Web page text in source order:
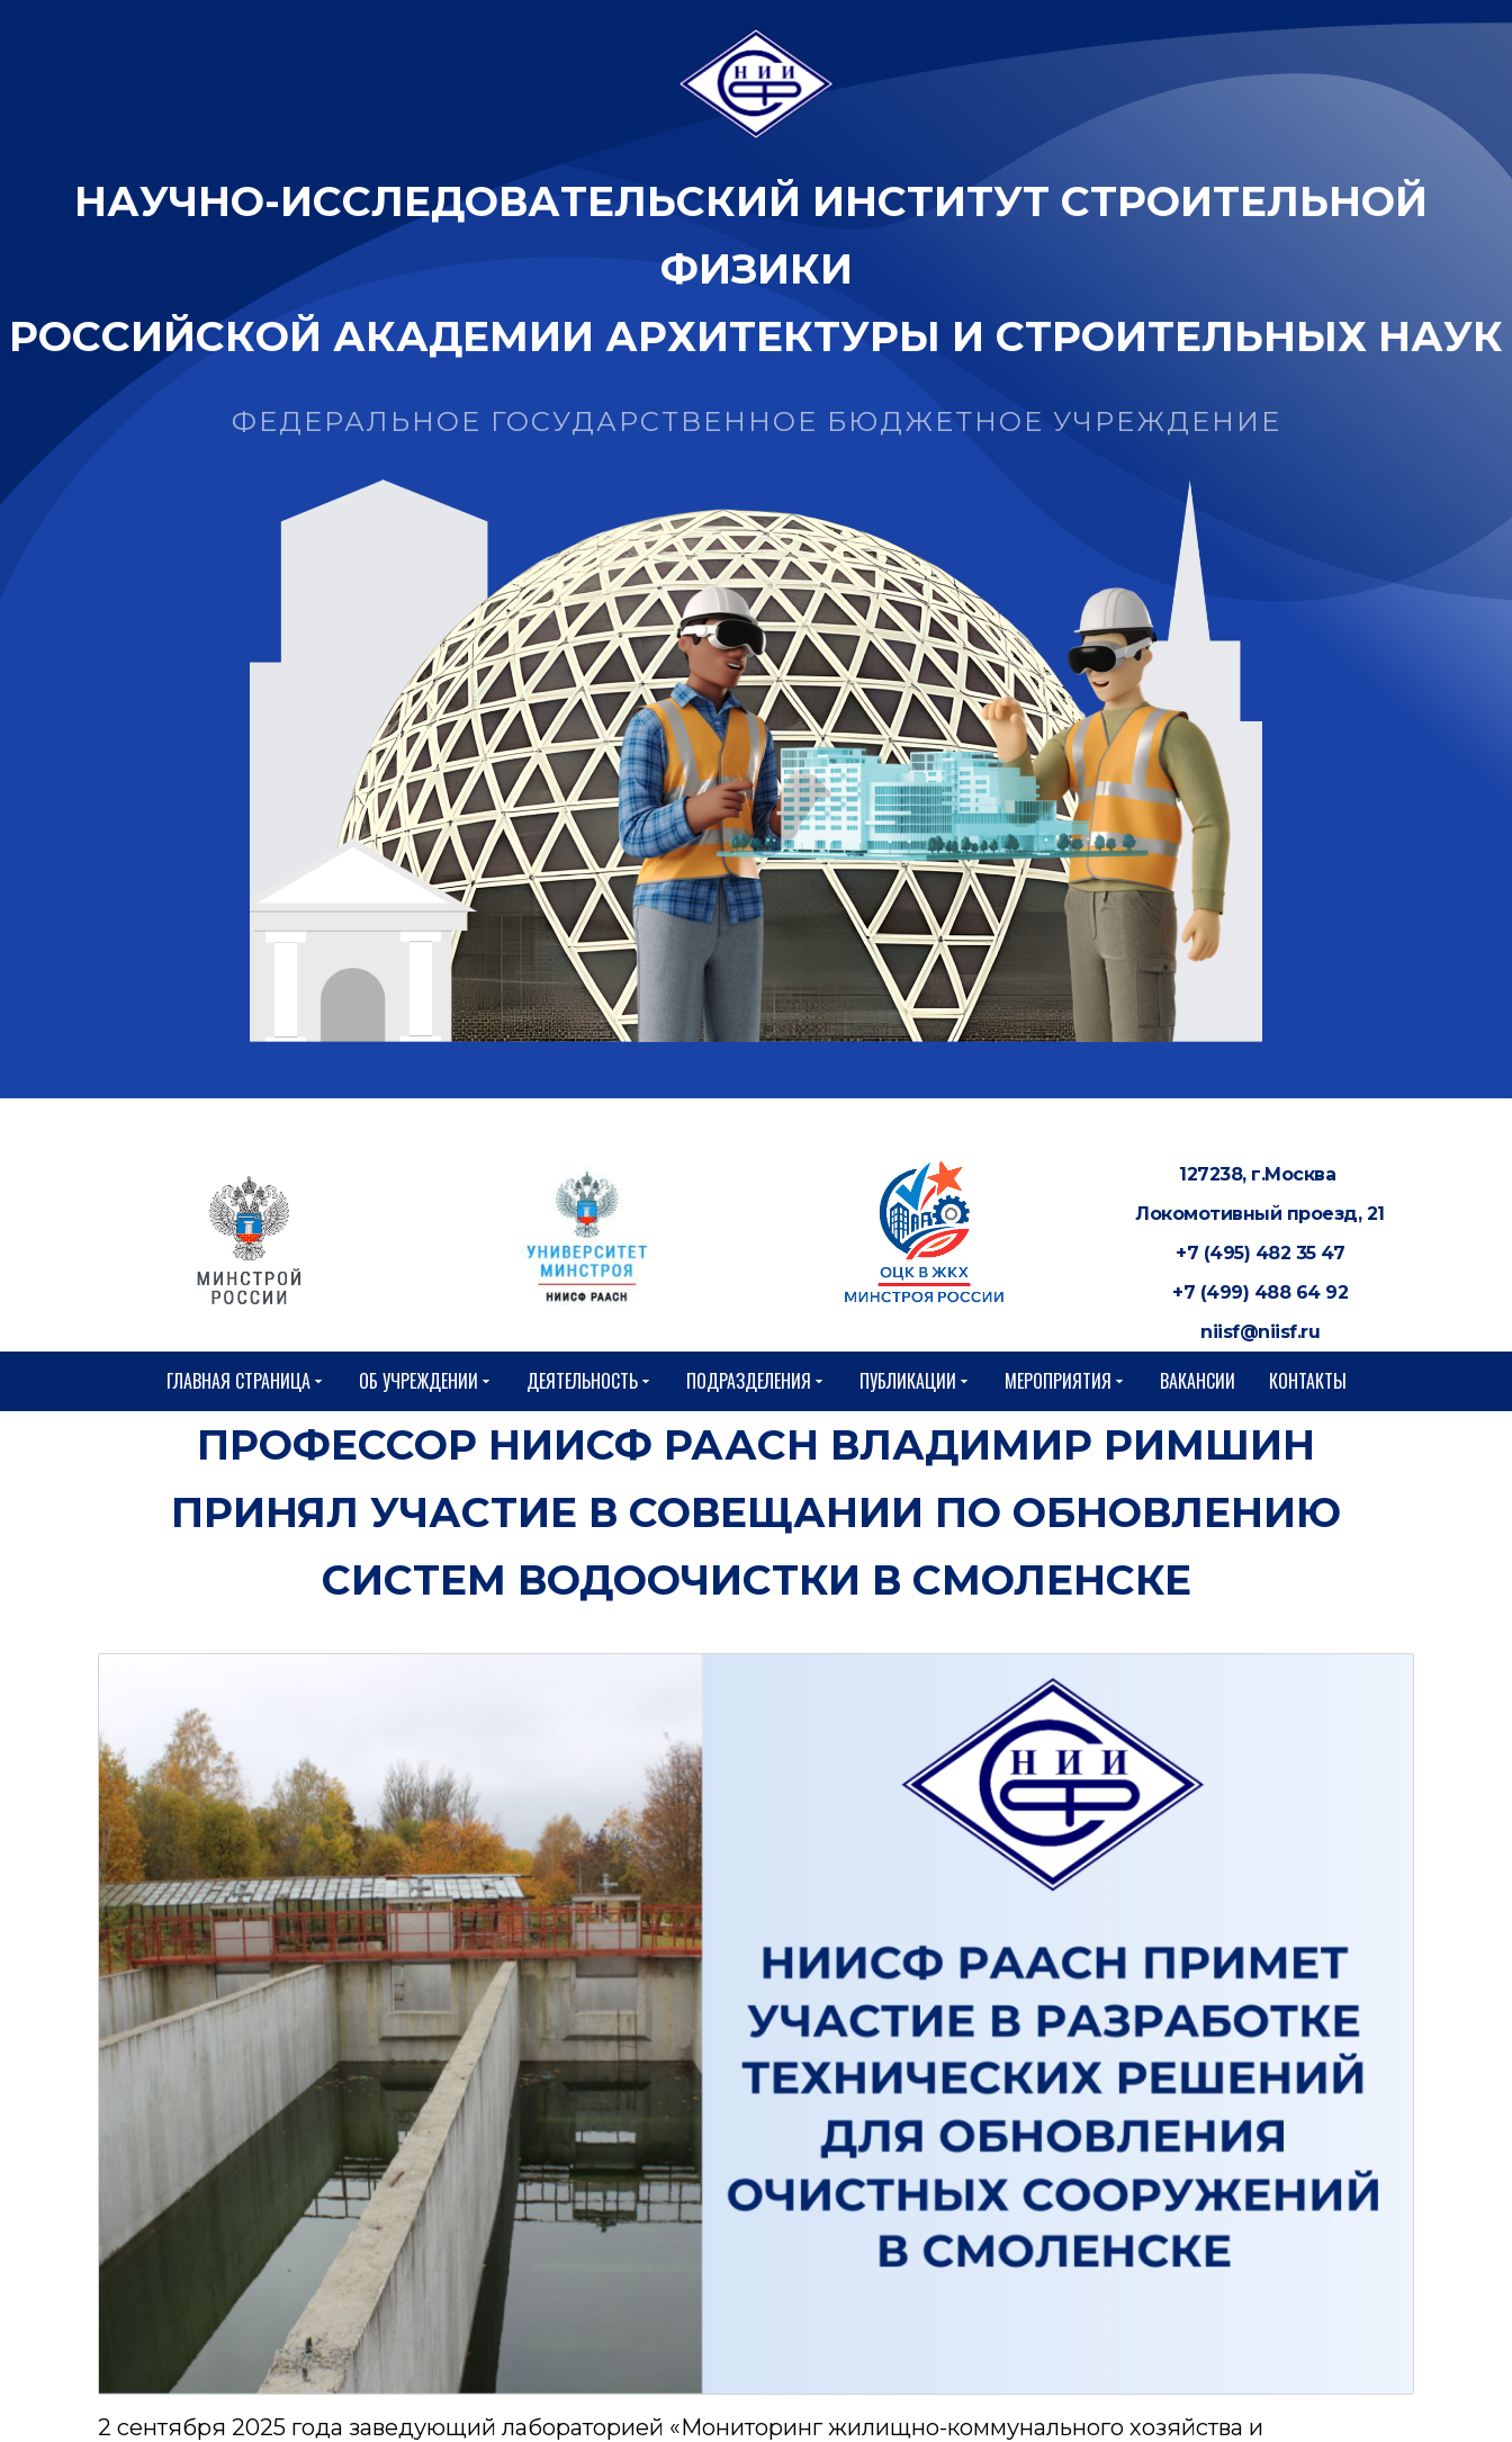
НАУЧНО-ИССЛЕДОВАТЕЛЬСКИЙ ИНСТИТУТ СТРОИТЕЛЬНОЙ
ФИЗИКИ
РОССИЙСКОЙ АКАДЕМИИ АРХИТЕКТУРЫ И СТРОИТЕЛЬНЫХ НАУК
ФЕДЕРАЛЬНОЕ ГОСУДАРСТВЕННОЕ БЮДЖЕТНОЕ УЧРЕЖДЕНИЕ
127238, г.Москва
Локомотивный проезд, 21
+7 (495) 482 35 47
+7 (499) 488 64 92
niisf@niisf.ru
ГЛАВНАЯ СТРАНИЦА ОБ УЧРЕЖДЕНИИ ДЕЯТЕЛЬНОСТЬ ПОДРАЗДЕЛЕНИЯ ПУБЛИКАЦИИ МЕРОПРИЯТИЯ ВАКАНСИИ КОНТАКТЫ
ПРОФЕССОР НИИСФ РААСН ВЛАДИМИР РИМШИН
ПРИНЯЛ УЧАСТИЕ В СОВЕЩАНИИ ПО ОБНОВЛЕНИЮ
СИСТЕМ ВОДООЧИСТКИ В СМОЛЕНСКЕ
2 сентября 2025 года заведующий лабораторией «Мониторинг жилищно-коммунального хозяйства и